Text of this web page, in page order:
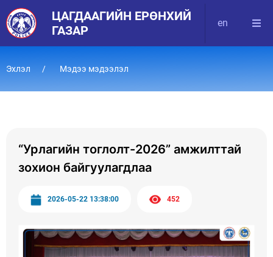
ЦАГДААГИЙН ЕРӨНХИЙ
ГАЗАР
en
Эхлэл Мэдээ мэдээлэл
“Урлагийн тоглолт-2026” амжилттай
зохион байгуулагдлаа
2026-05-22 13:38:00 452